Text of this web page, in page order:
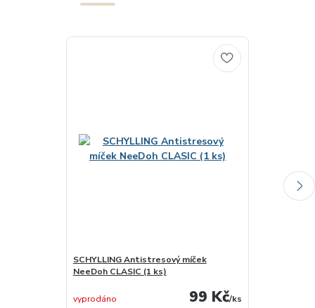
SCHYLLING Antistresový míček
NeeDoh CLASIC (1 ks)
99 Kč/ks
vyprodáno